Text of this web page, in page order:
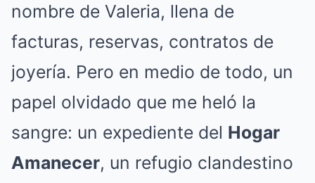
nombre de Valeria, llena de
facturas, reservas, contratos de
joyería. Pero en medio de todo, un
papel olvidado que me heló la
sangre: un expediente del Hogar
Amanecer, un refugio clandestino